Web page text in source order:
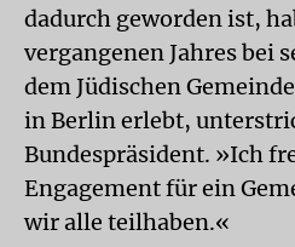
dadurch geworden ist,
vergangenen Jahres bei
dem Jüdischen
in Berlin erlebt,
Bundespräsident. »Ich
Engagement für ein
wir alle teilhaben.«